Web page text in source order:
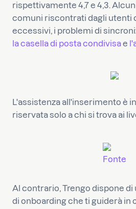
rispettivamente 4,7 e 4,3.
comuni riscontrati dagli utenti
eccessivi, i problemi di
la casella di posta condivisae
L'assistenza all'inserimento è
riservata solo a chi si trova ai
Fonte
Al contrario, Trengo dispone di
di onboarding che ti guiderà in